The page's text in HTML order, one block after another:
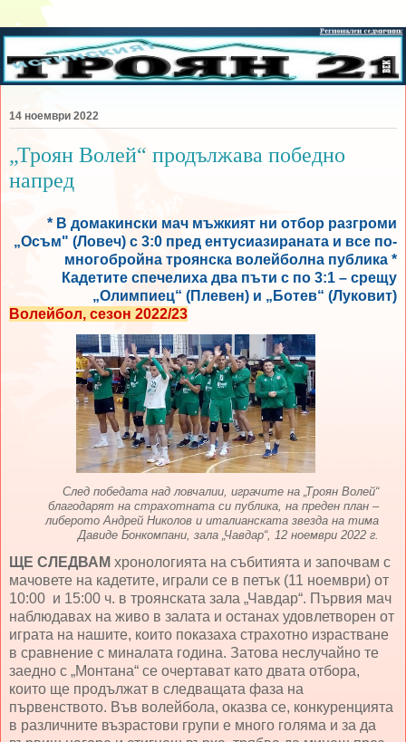
14 ноември 2022
„Троян Волей“ продължава победно
напред
* В домакински мач мъжкият ни отбор разгроми
„Осъм" (Ловеч) с 3:0 пред ентусиазираната и все по-
многобройна троянска волейболна публика *
Кадетите спечелиха два пъти с по 3:1 – срещу
„Олимпиец“ (Плевен) и „Ботев“ (Луковит)
Волейбол, сезон 2022/23
След победата над ловчалии, играчите на „Троян Волей“
благодарят на страхотната си публика, на преден план –
либерото Андрей Николов и италианската звезда на тима
Давиде Бонкомпани, зала „Чавдар“, 12 ноември 2022 г.
ЩЕ СЛЕДВАМ хронологията на събитията и започвам с
мачовете на кадетите, играли се в петък (11 ноември) от
10:00 и 15:00 ч. в троянската зала „Чавдар“. Първия мач
наблюдавах на живо в залата и останах удовлетворен от
играта на нашите, които показаха страхотно израстване
в сравнение с миналата година. Затова неслучайно те
заедно с „Монтана“ се очертават като двата отбора,
които ще продължат в следващата фаза на
първенството. Във волейбола, оказва се, конкуренцията
в различните възрастови групи е много голяма и за да